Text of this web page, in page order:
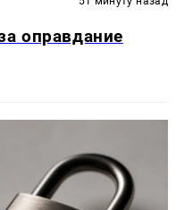
оправдание